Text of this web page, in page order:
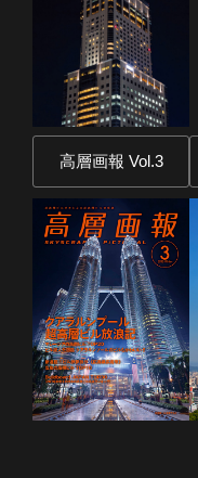
高層画報 Vol.3